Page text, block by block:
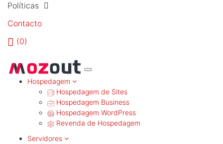
Políticas
Contacto
(0)
Hospedagem
Hospedagem de Sites
Hospedagem Business
Hospedagem WordPress
Revenda de Hospedagem
Servidores